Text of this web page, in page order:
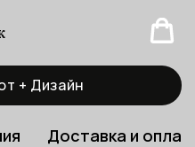
+ Дизайн
Доставка и